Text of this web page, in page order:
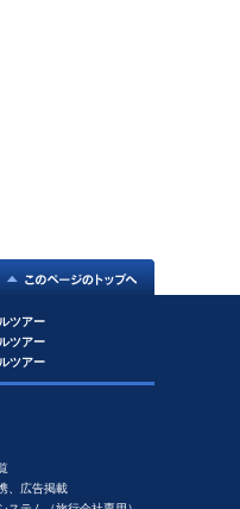
ツアー
ツアー
ツアー
、広告掲載